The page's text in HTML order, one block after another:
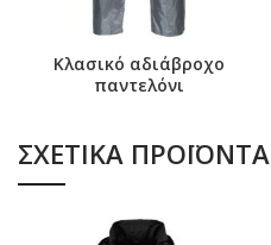
Κλασικό αδιάβροχο
παντελόνι
ΣΧΕΤΙΚΆ ΠΡΟΪΌΝΤΑ